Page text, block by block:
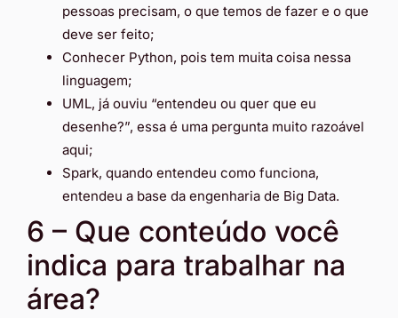
pessoas precisam, o que temos de fazer e o que
deve ser feito;
Conhecer Python, pois tem muita coisa nessa
linguagem;
UML, já ouviu “entendeu ou quer que eu
desenhe?”, essa é uma pergunta muito razoável
aqui;
Spark, quando entendeu como funciona,
entendeu a base da engenharia de Big Data.
6 – Que conteúdo você
indica para trabalhar na
área?